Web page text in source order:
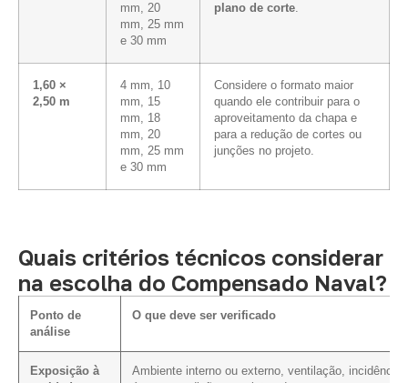
mm, 20
mm, 25 mm
e 30 mm
plano de corte.
1,60 ×
2,50 m
4 mm, 10
mm, 15
mm, 18
mm, 20
mm, 25 mm
e 30 mm
Considere o formato maior
quando ele contribuir para o
aproveitamento da chapa e
para a redução de cortes ou
junções no projeto.
Quais critérios técnicos considerar
na escolha do Compensado Naval?
Ponto de
análise
O que deve ser verificado
Exposição à
Ambiente interno ou externo, ventilação, incidência